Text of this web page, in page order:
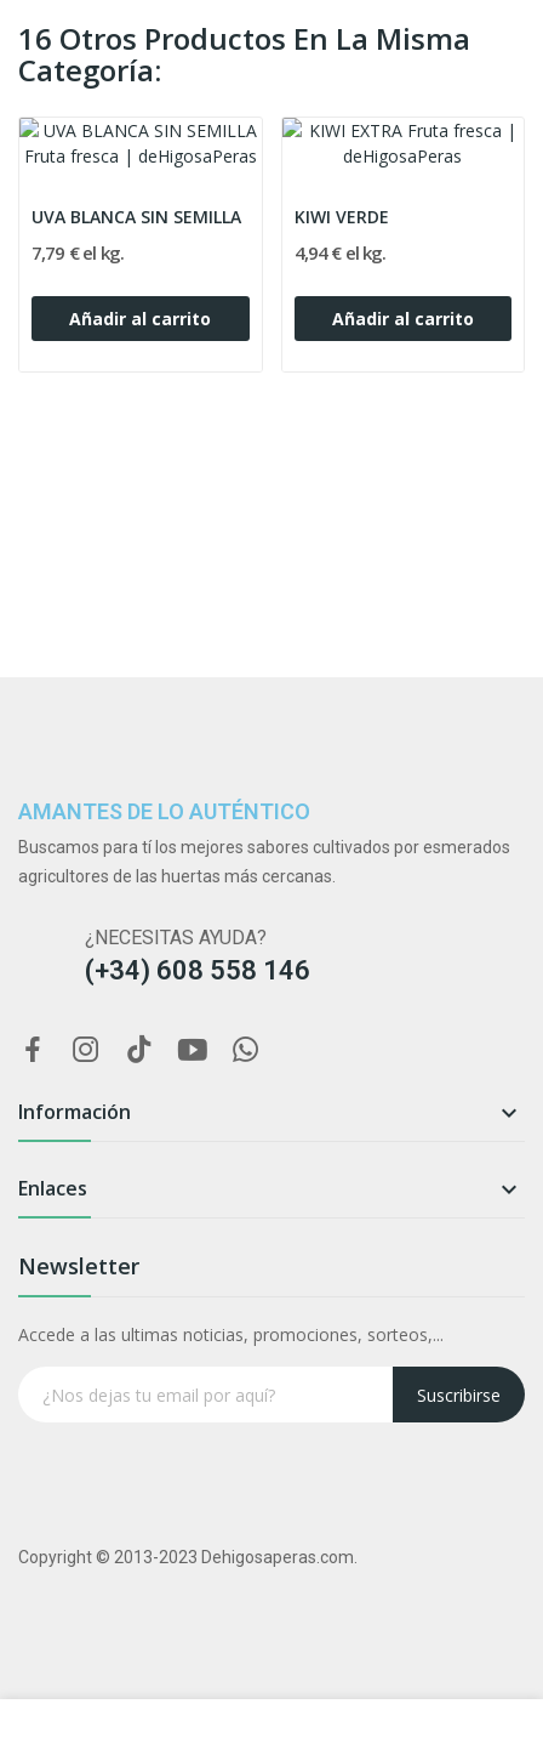
16 Otros Productos En La Misma
Categoría:
UVA BLANCA SIN SEMILLA
7,79 € el kg.
Añadir al carrito
KIWI VERDE
4,94 € el kg.
Añadir al carrito
AMANTES DE LO AUTÉNTICO
Buscamos para tí los mejores sabores cultivados por esmerados
agricultores de las huertas más cercanas.
¿NECESITAS AYUDA?
(+34) 608 558 146
Información 
Enlaces 
Newsletter
Accede a las ultimas noticias, promociones, sorteos,...
Suscribirse
Copyright © 2013-2023 Dehigosaperas.com.